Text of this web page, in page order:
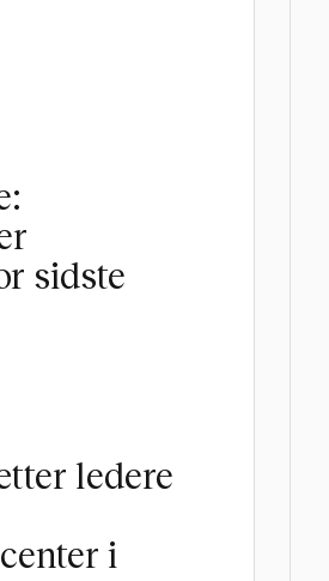
sidste
ledere
i